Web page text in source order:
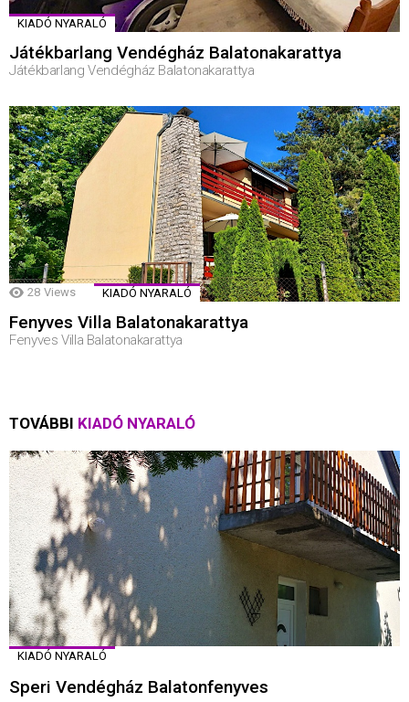
KIADÓ NYARALÓ
Játékbarlang Vendégház Balatonakarattya
Játékbarlang Vendégház Balatonakarattya
28 Views KIADÓ NYARALÓ
Fenyves Villa Balatonakarattya
Fenyves Villa Balatonakarattya
TOVÁBBI KIADÓ NYARALÓ
KIADÓ NYARALÓ
Speri Vendégház Balatonfenyves